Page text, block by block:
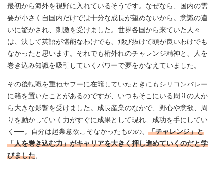
最初から海外を視野に入れているそうです。なぜなら、国内の需
要が小さく自国内だけでは十分な成長が望めないから。意識の違
いに驚かされ、刺激を受けました。世界各国から来ていた人々
は、決して英語が堪能なわけでも、飛び抜けて頭が良いわけでも
なかったと思います。それでも桁外れのチャレンジ精神と、人を
巻き込み知識を吸引していくパワーで夢をかなえていました。
その後転職を重ねヤフーに在籍していたときにもシリコンバレー
に籍を置いたことがあるのですが、いつもそこにいる周りの人か
ら大きな影響を受けました。成長産業のなかで、野心や意欲、周
りを動かしていく力がすぐに成果として現れ、成功を手にしてい
く──。自分は起業意欲こそなかったものの、 「チャレンジ」と
「人を巻き込む力」がキャリアを大きく押し進めていくのだと学
びました。